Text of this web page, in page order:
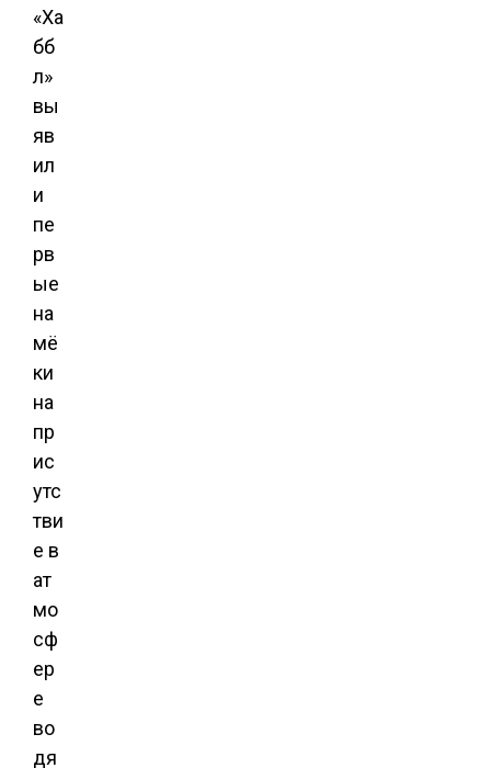
«Ха
бб
л»
вы
яв
ил
и
пе
рв
ые
на
мё
ки
на
пр
ис
утс
тви
е в
ат
мо
сф
ер
е
во
дя